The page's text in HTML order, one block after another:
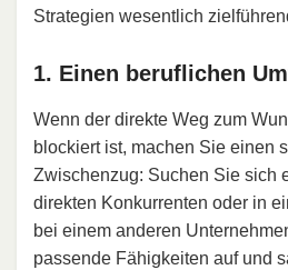
Strategien wesentlich
1. Einen beruflichen
Wenn der direkte Weg zum
blockiert ist, machen Sie einen
Zwischenzug: Suchen Sie sich
direkten Konkurrenten oder in
bei einem anderen
passende Fähigkeiten auf und